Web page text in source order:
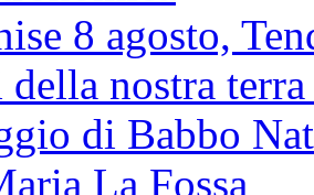
8 agosto,
della nostra
di Babbo
La Fossa